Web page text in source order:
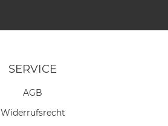
SERVICE
AGB
Widerrufs­recht